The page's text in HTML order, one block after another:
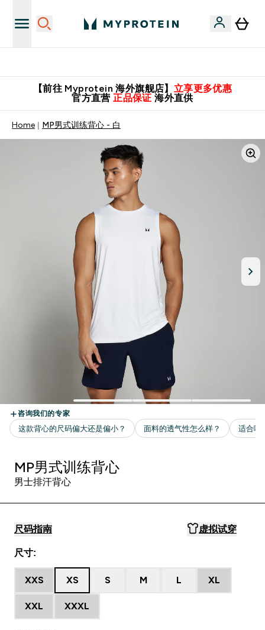
【前往 Myprotein 海外旗舰店】 立享更多优惠
官方直营 正品保证 海外直供
Home MP男式训练背心 - 白
MP男式训练背心
男士排汗背心
尺码指南 虚拟试穿
尺寸:
XXS XS S M L XL
XXL XXXL